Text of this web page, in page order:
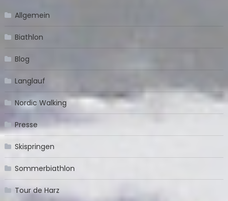
Allgemein
Biathlon
Blog
Langlauf
Nordic Walking
Presse
Skispringen
Sommerbiathlon
Tour de Harz